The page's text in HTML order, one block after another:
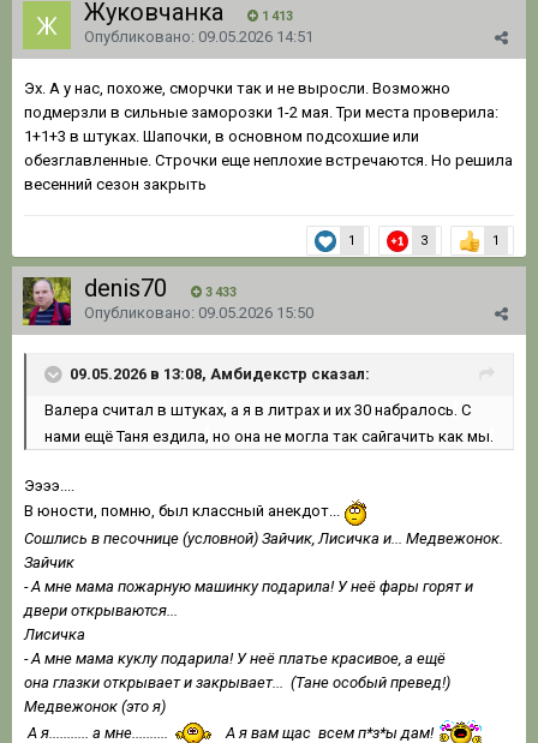
Жуковчанка 1 413
Опубликовано: 09.05.2026 14:51
Эх. А у нас, похоже, сморчки так и не выросли. Возможно
подмерзли в сильные заморозки 1-2 мая. Три места проверила:
1+1+3 в штуках. Шапочки, в основном подсохшие или
обезглавленные. Строчки еще неплохие встречаются. Но решила
весенний сезон закрыть
1 3 1
denis70 3 433
Опубликовано: 09.05.2026 15:50
09.05.2026 в 13:08, Амбидек стр сказал:
Валера считал в штуках, а я в литрах и их 30 набралось. С
нами ещё Таня ездила, но она не могла так сайгачить как мы.
Ээээ....
В юности, помню, был классный анекдот...
Сошлись в песочнице (условной) Зайчик, Лисичка и... Медвежонок.
Зайчик
- А мне мама пожарную машинку подарила! У неё фары горят и
двери открываются...
Лисичка
- А мне мама куклу подарила! У неё платье красивое, а ещё
она глазки открывает и закрывает... (Тане особый превед!)
Медвежонок (это я)
А я........... а мне..........
А я вам щас всем п*з*ы дам!